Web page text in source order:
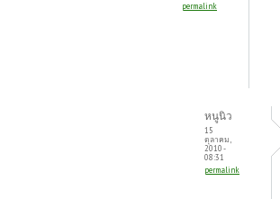
permalink
หนูนิว
15
ตุลาคม,
2010 -
08:31
permalink